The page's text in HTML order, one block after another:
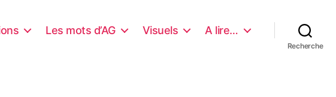
Les mots d’AG Visuels A lire…
Recherche